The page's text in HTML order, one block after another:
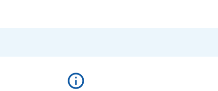
info_outline